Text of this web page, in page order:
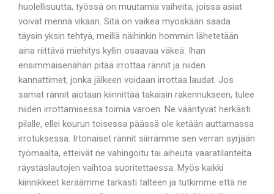
huolellisuutta, työssä on muutamia vaiheita, joissa asiat
voivat mennä vikaan. Sitä on vaikea myöskään saada
täysin yksin tehtyä, meillä näihinkin hommiin lähetetään
aina riittävä miehitys kyllin osaavaa väkeä. Ihan
ensimmäisenähän pitää irrottaa rännit ja niiden
kannattimet, jonka jälkeen voidaan irrottaa laudat. Jos
samat rännit aiotaan kiinnittää takaisin rakennukseen, tulee
niiden irrottamisessa toimia varoen. Ne vääntyvät herkästi
pilalle, ellei kourun toisessa päässä ole ketään auttamassa
irrotuksessa. Irtonaiset rännit siirrämme sen verran syrjään
työmaalta, etteivät ne vahingoitu tai aiheuta vaaratilanteita
räystäslautojen vaihtoa suoritettaessa. Myös kaikki
kiinnikkeet keräämme tarkasti talteen ja tutkimme että ne